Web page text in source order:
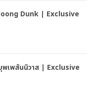
Dunk | Exclusive
เพสันนิวาส | Exclusive